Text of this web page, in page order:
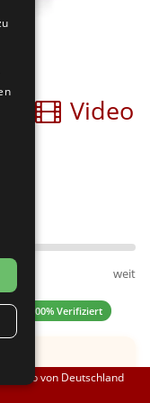
Video
weit
✓ 100% Verifiziert
kleiner
von Deutschland